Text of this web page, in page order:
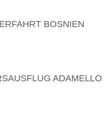
BOSNIEN
ADAMELLO